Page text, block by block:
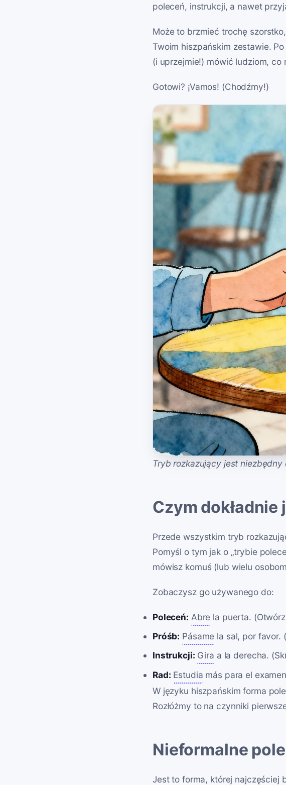
poleceń, instrukcji, a nawet
Może to brzmieć trochę
Twoim hiszpańskim zestawie.
(i uprzejmie!) mówić ludziom, co
Gotowi? ¡Vamos! (Chodźmy!)
Tryb rozkazujący jest
Czym
Przede wszystkim tryb
Pomyśl o tym jak o „trybie
mówisz komuś (lub wielu
Zobaczysz go używanego do:
Poleceń: Abre la puerta.
Próśb: Pásame la sal, por favor.
Instrukcji: Gira a la derecha.
Rad: Estudia más para el
W języku hiszpańskim forma
Rozłóżmy to na czynniki
Nieformalne
Jest to forma, której najczęściej